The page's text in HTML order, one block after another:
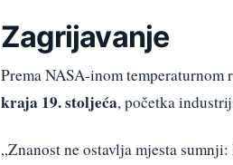
Zagrijavanje
Prema NASA-inom temperaturnom
kraja 19. stoljeća, početka
„Znanost ne ostavlja mjesta